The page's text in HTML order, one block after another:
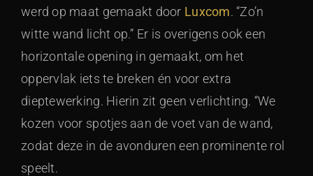
werd op maat gemaakt door Luxcom. “Zo’n
witte wand licht op.” Er is overigens ook een
horizontale opening in gemaakt, om het
oppervlak iets te breken én voor extra
dieptewerking. Hierin zit geen verlichting. “We
kozen voor spotjes aan de voet van de wand,
zodat deze in de avonduren een prominente rol
speelt.